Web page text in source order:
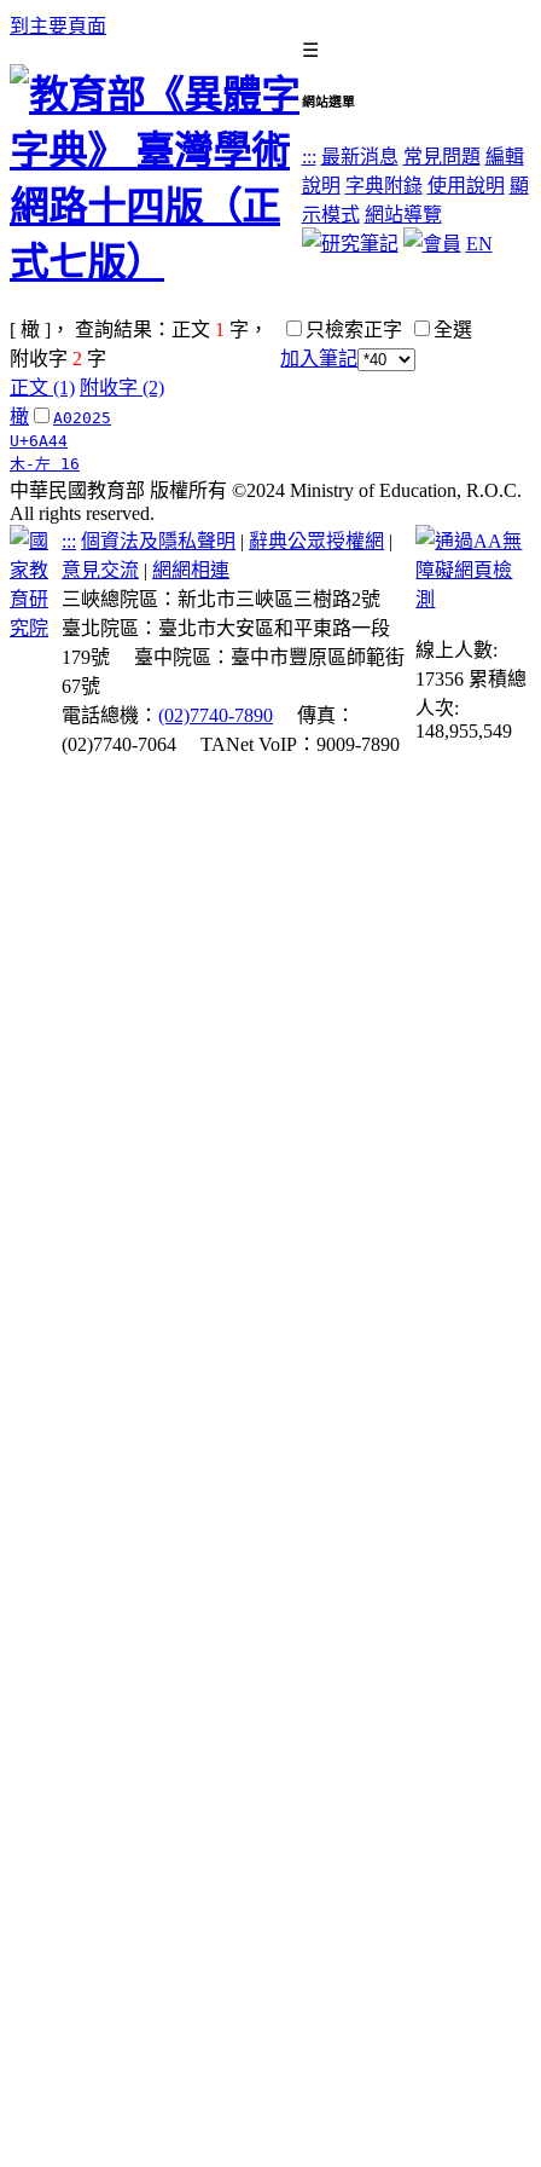
到主要頁面
☰
網站選單
::: 最新消息 常見問題 編輯
說明 字典附錄 使用說明 顯
示模式 網站導覽
EN
[ 橄 ]， 查詢結果：正文 1 字，
附收字 2 字
只檢索正字
全選
加入筆記
正文 (1) 附收字 (2)
橄
A02025
U+6A44
木-左 16
中華民國教育部 版權所有 ©2024 Ministry of Education, R.O.C.
All rights reserved.
::: 個資法及隱私聲明 | 辭典公眾授權網 |
意見交流 |網網相連
三峽總院區：新北市三峽區三樹路2號
臺北院區：臺北市大安區和平東路一段
179號
臺中院區：臺中市豐原區師範街
67號
電話總機：(02)7740-7890
傳真：
(02)7740-7064
TANet VoIP：9009-7890
線上人數:
17356 累積總
人次:
148,955,549